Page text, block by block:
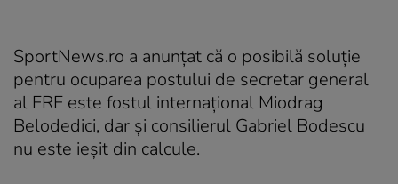
SportNews.ro a anunțat că o posibilă soluție
pentru ocuparea postului de secretar general
al FRF este fostul internațional Miodrag
Belodedici, dar și consilierul Gabriel Bodescu
nu este ieșit din calcule.